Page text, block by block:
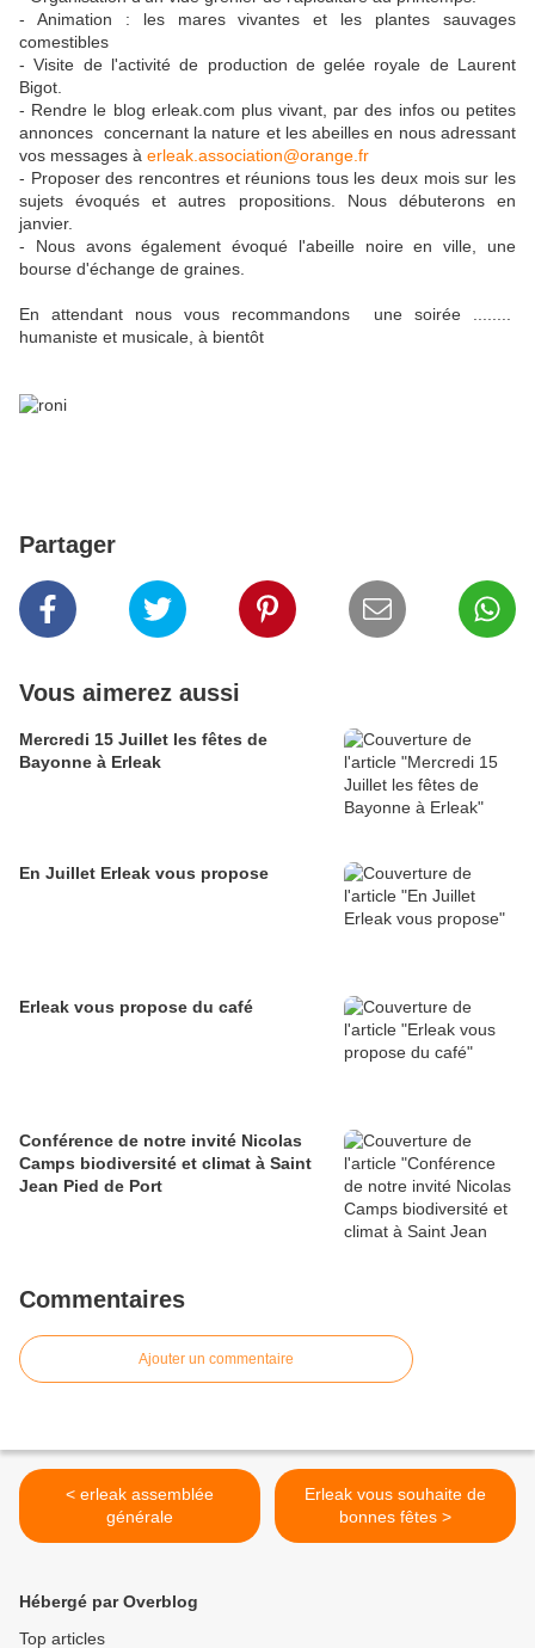
- Animation : les mares vivantes et les plantes sauvages
comestibles
- Visite de l'activité de production de gelée royale de Laurent
Bigot.
- Rendre le blog erleak.com plus vivant, par des infos ou petites
annonces concernant la nature et les abeilles en nous adressant
vos messages à erleak.association@orange.fr
- Proposer des rencontres et réunions tous les deux mois sur les
sujets évoqués et autres propositions. Nous débuterons en
janvier.
- Nous avons également évoqué l'abeille noire en ville, une
bourse d'échange de graines.
En attendant nous vous recommandons une soirée ........
humaniste et musicale, à bientôt
Partager
Vous aimerez aussi
Mercredi 15 Juillet les fêtes de
Bayonne à Erleak
En Juillet Erleak vous propose
Erleak vous propose du café
Conférence de notre invité Nicolas
Camps biodiversité et climat à Saint
Jean Pied de Port
Commentaires
Ajouter un commentaire
< erleak assemblée
générale
Erleak vous souhaite de
bonnes fêtes >
Hébergé par Overblog
Top articles